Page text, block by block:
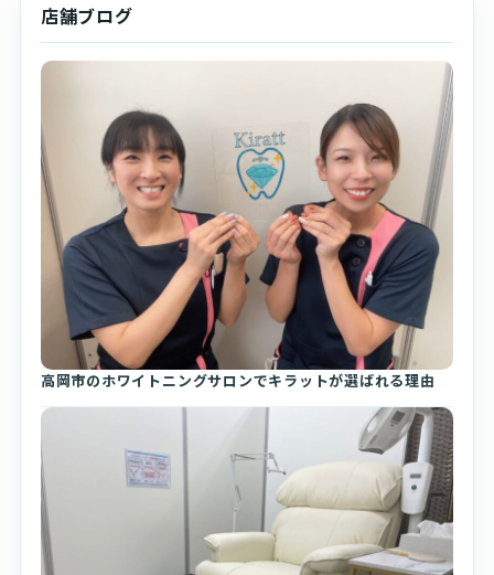
店舗ブログ
高岡市のホワイトニングサロンでキラットが選ばれる理由